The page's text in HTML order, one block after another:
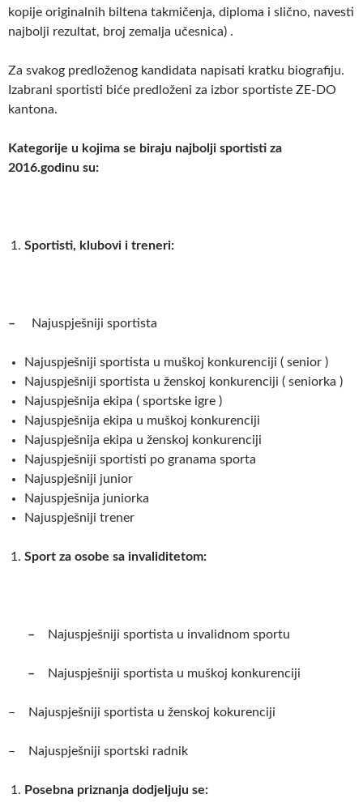
kopije originalnih biltena takmičenja, diploma i slično, navesti
najbolji rezultat, broj zemalja učesnica) .
Za svakog predloženog kandidata napisati kratku biografiju.
Izabrani sportisti biće predloženi za izbor sportiste ZE-DO
kantona.
Kategorije u kojima se biraju najbolji sportisti za
2016.godinu su:
Sportisti, klubovi i treneri:
– Najuspješniji sportista
Najuspješniji sportista u muškoj konkurenciji ( senior )
Najuspješniji sportista u ženskoj konkurenciji ( seniorka )
Najuspješnija ekipa ( sportske igre )
Najuspješnija ekipa u muškoj konkurenciji
Najuspješnija ekipa u ženskoj konkurenciji
Najuspješniji sportisti po granama sporta
Najuspješniji junior
Najuspješnija juniorka
Najuspješniji trener
Sport za osobe sa invaliditetom:
– Najuspješniji sportista u invalidnom sportu
– Najuspješniji sportista u muškoj konkurenciji
– Najuspješniji sportista u ženskoj kokurenciji
– Najuspješniji sportski radnik
Posebna priznanja dodjeljuju se: